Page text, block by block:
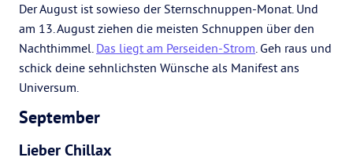
Der August ist sowieso der Sternschnuppen-Monat. Und
am 13. August ziehen die meisten Schnuppen über den
Nachthimmel. Das liegt am Perseiden-Strom. Geh raus und
schick deine sehnlichsten Wünsche als Manifest ans
Universum.
September
Lieber Chillax